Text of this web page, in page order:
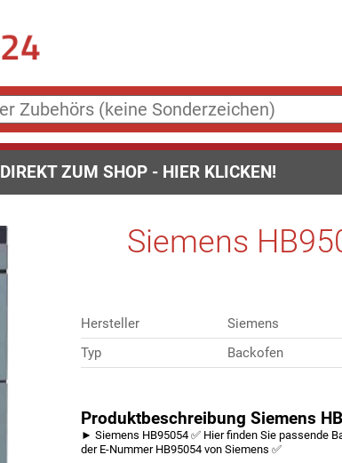
DIREKT ZUM SHOP - HIER KLICKEN!
Siemens
Hersteller
Siemens
Typ
Backofen
Produktbeschreibung Siemens
► Siemens HB95054 ✅ Hier finden Sie passende
der E-Nummer HB95054 von Siemens ✅